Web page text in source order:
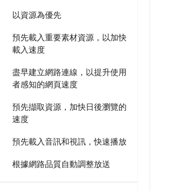
以資源為優先
預先載入重要素材資源，以加快
載入速度
盡早建立網路連線，以提升使用
者感知的網頁速度
預先擷取資源，加快日後瀏覽的
速度
預先載入音訊和視訊，快速播放
根據網路品質自動調整放送